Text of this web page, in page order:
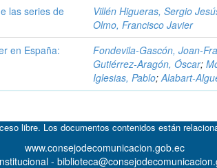
las series de
Villén Higueras, Sergio
Olmo, Francisco Javier
en España:
Fondevila-Gascón, Joan-
Gutiérrez-Aragón, Óscar;
Iglesias, Pablo;Alabart-
libre. Los documentos contenidos están
www.consejodecomunicacion.gob.ec
-